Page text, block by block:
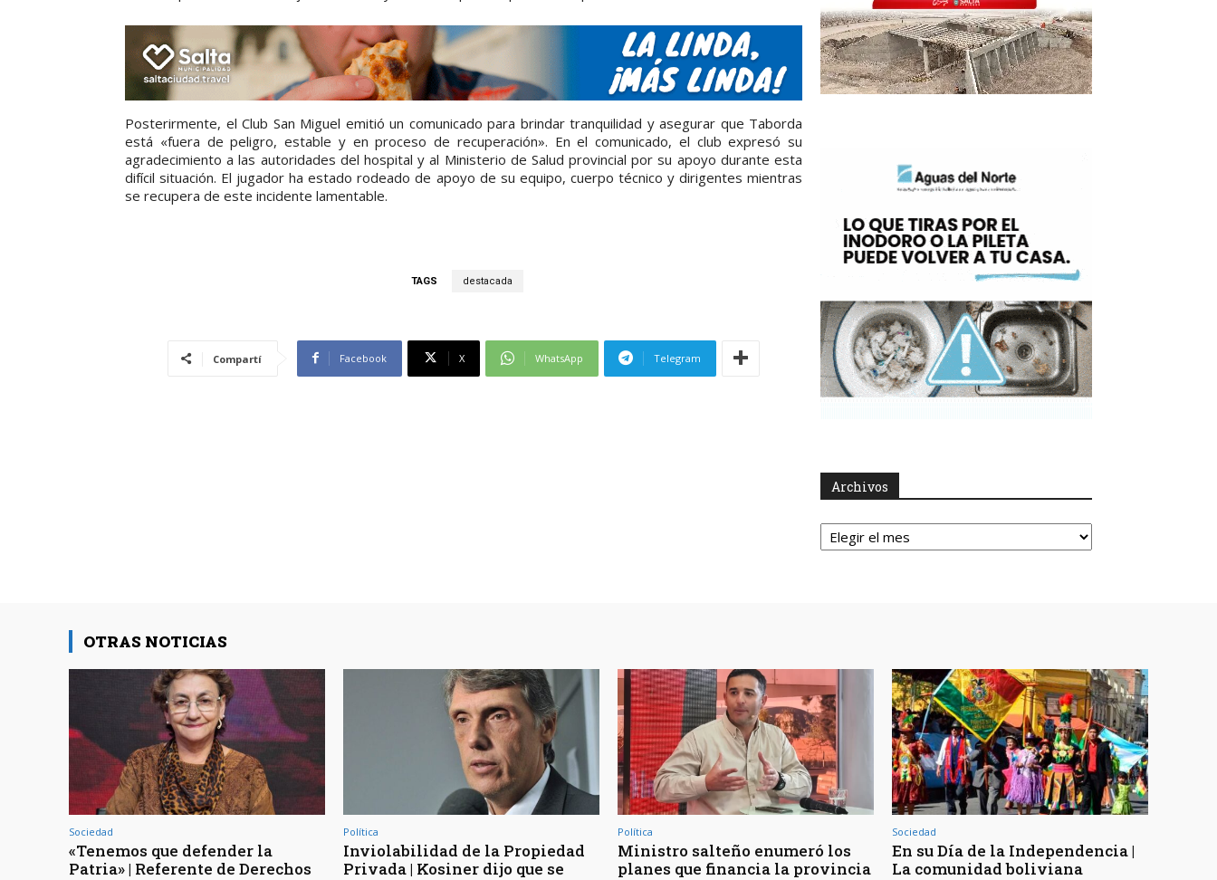
Posterirmente, el Club San Miguel emitió un comunicado para brindar tranquilidad y asegurar que Taborda
está «fuera de peligro, estable y en proceso de recuperación». En el comunicado, el club expresó su
agradecimiento a las autoridades del hospital y al Ministerio de Salud provincial por su apoyo durante esta
difícil situación. El jugador ha estado rodeado de apoyo de su equipo, cuerpo técnico y dirigentes mientras
se recupera de este incidente lamentable.
TAGS destacada
Compartí Facebook X WhatsApp Telegram
Archivos
Archivos
OTRAS NOTICIAS
Sociedad
«Tenemos que defender la
Patria» | Referente de Derechos
Política
Inviolabilidad de la Propiedad
Privada | Kosiner dijo que se
Política
Ministro salteño enumeró los
planes que financia la provincia
Sociedad
En su Día de la Independencia |
La comunidad boliviana